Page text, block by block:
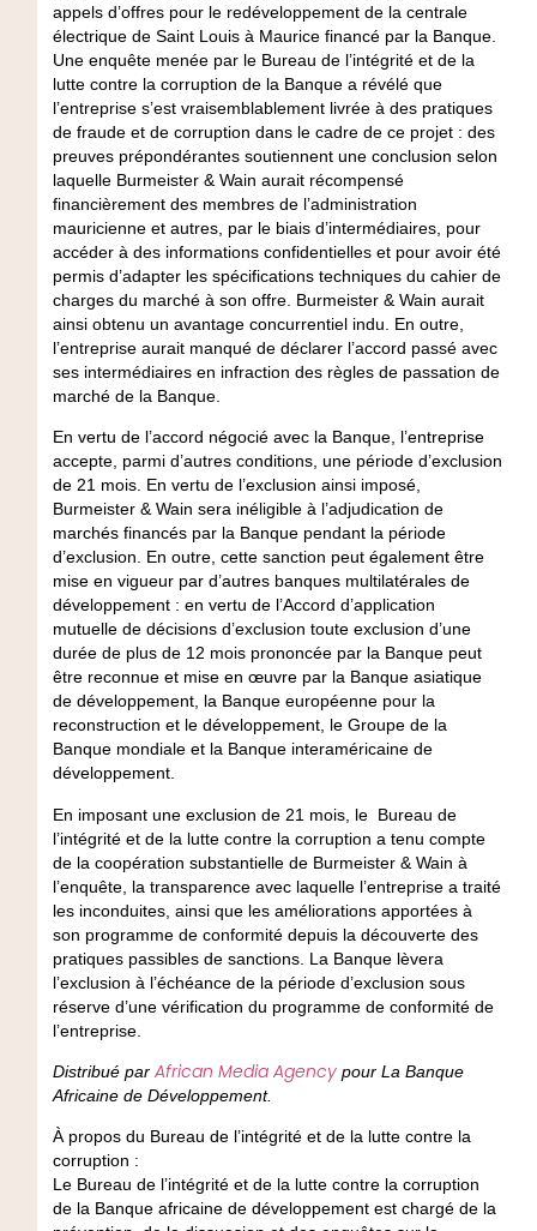
appels d’offres pour le redéveloppement de la centrale
électrique de Saint Louis à Maurice financé par la Banque.
Une enquête menée par le Bureau de l’intégrité et de la
lutte contre la corruption de la Banque a révélé que
l’entreprise s’est vraisemblablement livrée à des pratiques
de fraude et de corruption dans le cadre de ce projet : des
preuves prépondérantes soutiennent une conclusion selon
laquelle Burmeister & Wain aurait récompensé
financièrement des membres de l’administration
mauricienne et autres, par le biais d’intermédiaires, pour
accéder à des informations confidentielles et pour avoir été
permis d’adapter les spécifications techniques du cahier de
charges du marché à son offre. Burmeister & Wain aurait
ainsi obtenu un avantage concurrentiel indu. En outre,
l’entreprise aurait manqué de déclarer l’accord passé avec
ses intermédiaires en infraction des règles de passation de
marché de la Banque.
En vertu de l’accord négocié avec la Banque, l’entreprise
accepte, parmi d’autres conditions, une période d’exclusion
de 21 mois. En vertu de l’exclusion ainsi imposé,
Burmeister & Wain sera inéligible à l’adjudication de
marchés financés par la Banque pendant la période
d’exclusion. En outre, cette sanction peut également être
mise en vigueur par d’autres banques multilatérales de
développement : en vertu de l’Accord d’application
mutuelle de décisions d’exclusion toute exclusion d’une
durée de plus de 12 mois prononcée par la Banque peut
être reconnue et mise en œuvre par la Banque asiatique
de développement, la Banque européenne pour la
reconstruction et le développement, le Groupe de la
Banque mondiale et la Banque interaméricaine de
développement.
En imposant une exclusion de 21 mois, le Bureau de
l’intégrité et de la lutte contre la corruption a tenu compte
de la coopération substantielle de Burmeister & Wain à
l’enquête, la transparence avec laquelle l’entreprise a traité
les inconduites, ainsi que les améliorations apportées à
son programme de conformité depuis la découverte des
pratiques passibles de sanctions. La Banque lèvera
l’exclusion à l’échéance de la période d’exclusion sous
réserve d’une vérification du programme de conformité de
l’entreprise.
Distribué par African Media Agencypour La Banque
Africaine de Développement.
À propos du Bureau de l’intégrité et de la lutte contre la
corruption :
Le Bureau de l’intégrité et de la lutte contre la corruption
de la Banque africaine de développement est chargé de la